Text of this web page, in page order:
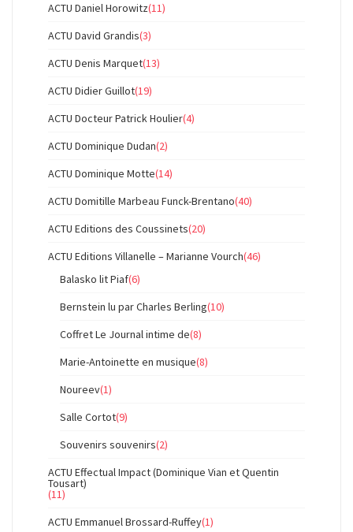
ACTU Daniel Horowitz(11)
ACTU David Grandis(3)
ACTU Denis Marquet(13)
ACTU Didier Guillot(19)
ACTU Docteur Patrick Houlier(4)
ACTU Dominique Dudan(2)
ACTU Dominique Motte(14)
ACTU Domitille Marbeau Funck-Brentano(40)
ACTU Editions des Coussinets(20)
ACTU Editions Villanelle – Marianne Vourch(46)
Balasko lit Piaf(6)
Bernstein lu par Charles Berling(10)
Coffret Le Journal intime de(8)
Marie-Antoinette en musique(8)
Noureev(1)
Salle Cortot(9)
Souvenirs souvenirs(2)
ACTU Effectual Impact (Dominique Vian et Quentin
Tousart)
(11)
ACTU Emmanuel Brossard-Ruffey(1)